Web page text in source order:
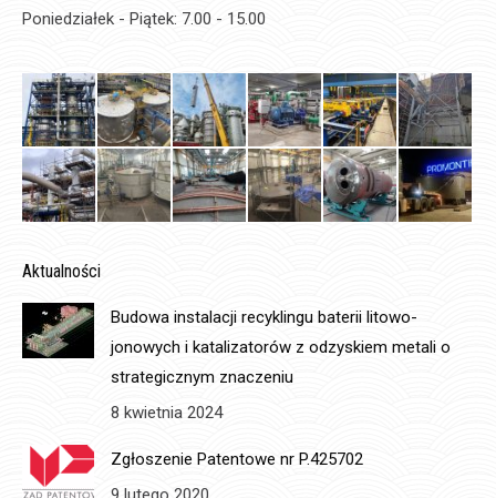
Poniedziałek - Piątek: 7.00 - 15.00
Aktualności
Budowa instalacji recyklingu baterii litowo-
jonowych i katalizatorów z odzyskiem metali o
strategicznym znaczeniu
8 kwietnia 2024
Zgłoszenie Patentowe nr P.425702